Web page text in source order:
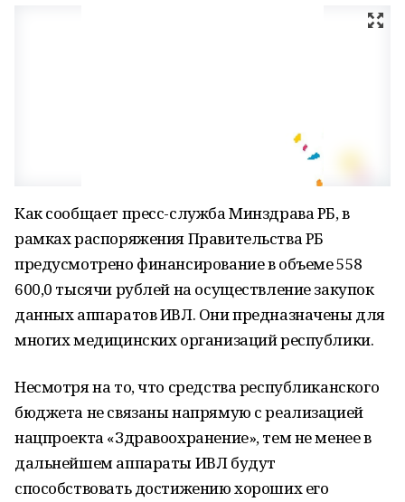
Как сообщает пресс-служба Минздрава РБ, в
рамках распоряжения Правительства РБ
предусмотрено финансирование в объеме 558
600,0 тысячи рублей на осуществление закупок
данных аппаратов ИВЛ. Они предназначены для
многих медицинских организаций республики.
Несмотря на то, что средства республиканского
бюджета не связаны напрямую с реализацией
нацпроекта «Здравоохранение», тем не менее в
дальнейшем аппараты ИВЛ будут
способствовать достижению хороших его